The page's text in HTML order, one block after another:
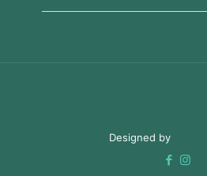
Designed by